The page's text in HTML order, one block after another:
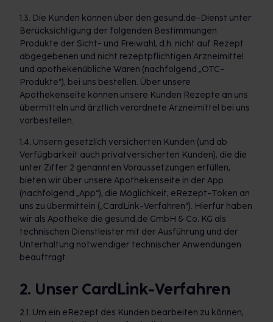
1.3. Die Kunden können über den gesund.de-Dienst unter
Berücksichtigung der folgenden Bestimmungen
Produkte der Sicht- und Freiwahl, d.h. nicht auf Rezept
abgegebenen und nicht rezeptpflichtigen Arzneimittel
und apothekenübliche Waren (nachfolgend „OTC-
Produkte“), bei uns bestellen. Über unsere
Apothekenseite können unsere Kunden Rezepte an uns
übermitteln und ärztlich verordnete Arzneimittel bei uns
vorbestellen.
1.4. Unsern gesetzlich versicherten Kunden (und ab
Verfügbarkeit auch privatversicherten Kunden), die die
unter Ziffer 2 genannten Voraussetzungen erfüllen,
bieten wir über unsere Apothekenseite in der App
(nachfolgend „App“), die Möglichkeit, eRezept-Token an
uns zu übermitteln („CardLink-Verfahren“). Hierfür haben
wir als Apotheke die gesund.de GmbH & Co. KG als
technischen Dienstleister mit der Ausführung und der
Unterhaltung notwendiger technischer Anwendungen
beauftragt.
2. Unser CardLink-Verfahren
2.1. Um ein eRezept des Kunden bearbeiten zu können,